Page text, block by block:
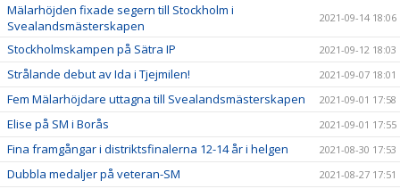
Mälarhöjden fixade segern till Stockholm i
Svealandsmästerskapen
2021-09-14 18:06
Stockholmskampen på Sätra IP 2021-09-12 18:03
Strålande debut av Ida i Tjejmilen! 2021-09-07 18:01
Fem Mälarhöjdare uttagna till Svealandsmästerskapen 2021-09-01 17:58
Elise på SM i Borås 2021-09-01 17:55
Fina framgångar i distriktsfinalerna 12-14 år i helgen 2021-08-30 17:53
Dubbla medaljer på veteran-SM 2021-08-27 17:51